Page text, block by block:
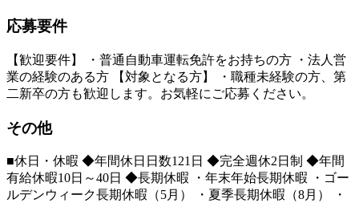
応募要件
【歓迎要件】 ・普通自動車運転免許をお持ちの方 ・法人営
業の経験のある方 【対象となる方】 ・職種未経験の方、第
二新卒の方も歓迎します。お気軽にご応募ください。
その他
■休日・休暇 ◆年間休日日数121日 ◆完全週休2日制 ◆年間
有給休暇10日～40日 ◆長期休暇 ・年末年始長期休暇 ・ゴー
ルデンウィーク長期休暇（5月） ・夏季長期休暇（8月） ・